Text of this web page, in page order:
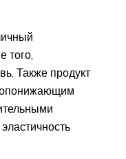
того,
Также продукт